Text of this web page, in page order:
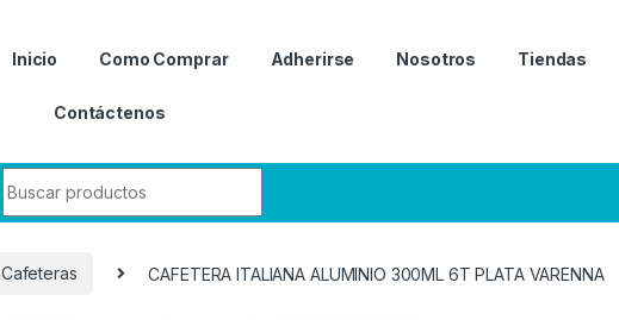
Inicio Como Comprar Adherirse Nosotros Tiendas
Contáctenos
Cafeteras CAFETERA ITALIANA ALUMINIO 300ML 6T PLATA VARENNA